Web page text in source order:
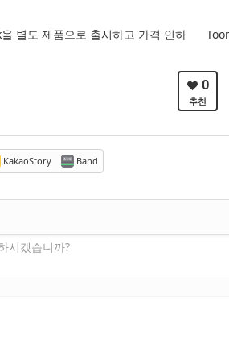
별도 제품으로 출시하고 가격 인하
0
추천
KakaoStory Band
시겠습니까?